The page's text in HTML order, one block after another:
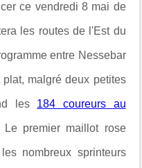
ce vendredi 8 mai de
les routes de l'Est du
entre Nessebar
malgré deux petites
les 184 coureurs au
premier maillot rose
nombreux sprinteurs